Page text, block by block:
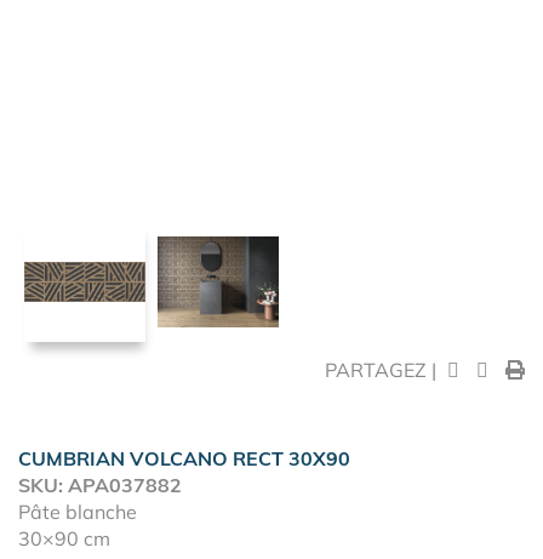
PARTAGEZ |
CUMBRIAN VOLCANO RECT 30X90
SKU: APA037882
Pâte blanche
30×90 cm